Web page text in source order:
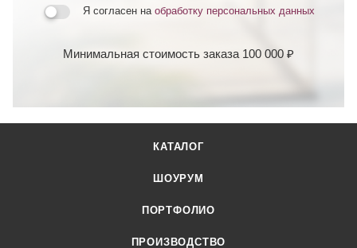
Я согласен на обработку персональных данных
Минимальная стоимость заказа 100 000 ₽
КАТАЛОГ
ШОУРУМ
ПОРТФОЛИО
ПРОИЗВОДСТВО